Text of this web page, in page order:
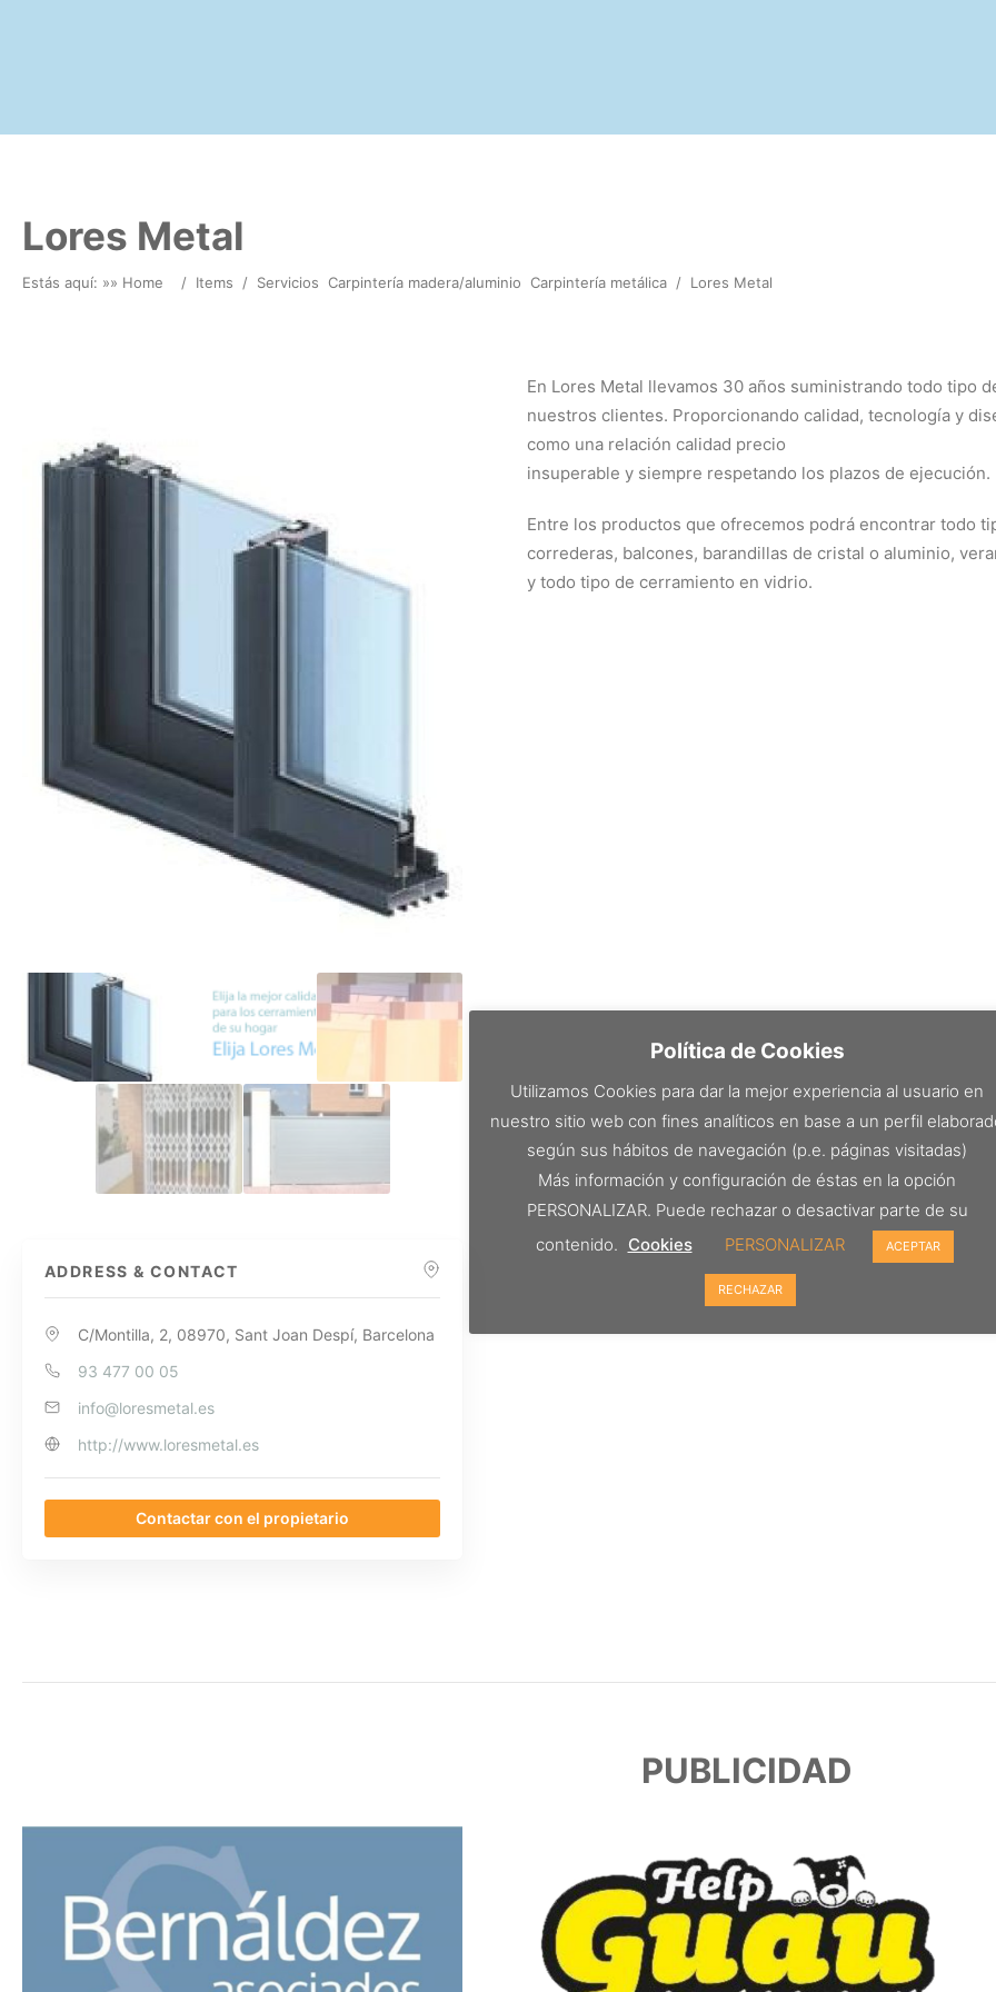
Lores Metal
Estás aquí: »» Home / Items / Servicios Carpintería madera/aluminio Carpintería metálica / Lores Metal
ADDRESS & CONTACT
C/Montilla, 2, 08970, Sant Joan Despí, Barcelona
93 477 00 05
info@loresmetal.es
http://www.loresmetal.es
Contactar con el propietario
En Lores Metal llevamos 30 años suministrando todo tipo
nuestros clientes. Proporcionando calidad, tecnología y
como una relación calidad precio
insuperable y siempre respetando los plazos de ejecución.
Entre los productos que ofrecemos podrá encontrar todo
correderas, balcones, barandillas de cristal o aluminio,
y todo tipo de cerramiento en vidrio.
PUBLICIDAD
Política de Cookies
Utilizamos Cookies para dar la mejor experiencia al usuario en
nuestro sitio web con fines analíticos en base a un perfil
según sus hábitos de navegación (p.e. páginas visitadas)
Más información y configuración de éstas en la opción
PERSONALIZAR. Puede rechazar o desactivar parte de su
contenido. Cookies PERSONALIZAR ACEPTAR
RECHAZAR